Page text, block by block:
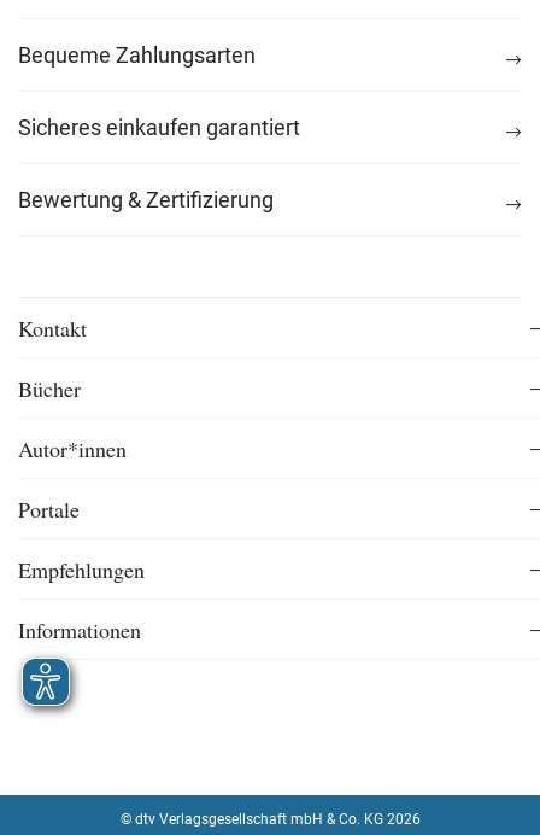
Bequeme Zahlungsarten
Sicheres einkaufen garantiert
Bewertung & Zertifizierung
Kontakt
Bücher
Autor*innen
Portale
Empfehlungen
Informationen
© dtv Verlagsgesellschaft mbH & Co. KG 2026